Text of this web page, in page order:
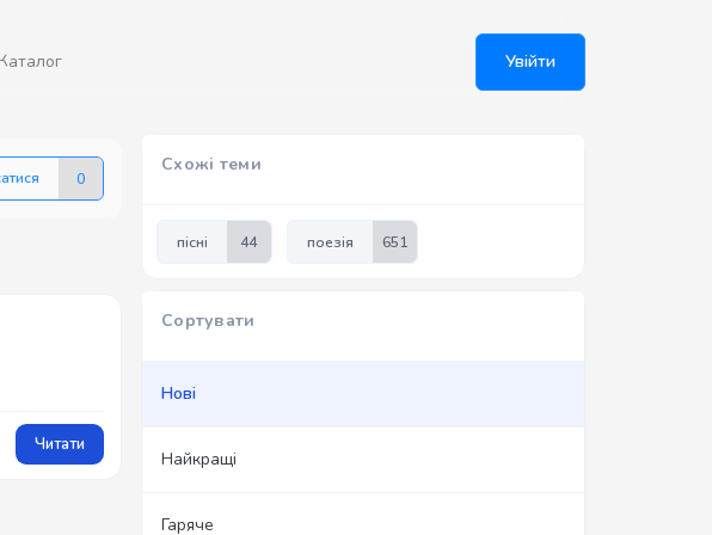
Каталог Увійти
0
Читати
Схожі теми
пісні 44 поезія 651
Сортувати
Нові
Найкращі
Гаряче